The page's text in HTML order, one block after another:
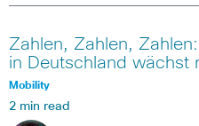
Zahlen, Zahlen,
in Deutschland wächst
Mobility
2 min read